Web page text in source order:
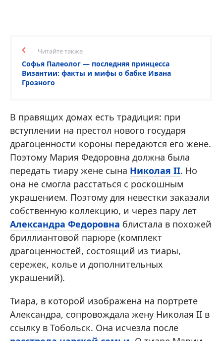
Читайте также
Софья Палеолог — последняя принцесса
Византии: факты и мифы о бабке Ивана
Грозного
В правящих домах есть традиция: при
вступлении на престол нового государя
драгоценности короны передаются его жене.
Поэтому Мария Федоровна должна была
передать тиару жене сына Николая II. Но
она не смогла расстаться с роскошным
украшением. Поэтому для невестки заказали
собственную коллекцию, и через пару лет
Александра Федоровна блистала в похожей
бриллиантовой парюре (комплект
драгоценностей, состоящий из тиары,
сережек, колье и дополнительных
украшений).
Тиара, в которой изображена на портрете
Александра, сопровождала жену Николая II в
ссылку в Тобольск. Она исчезла после